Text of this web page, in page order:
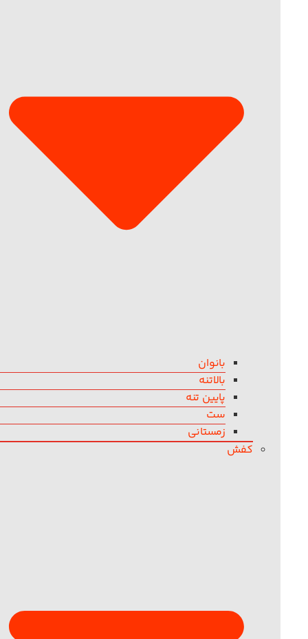
بانوان
بالاتنه
پایین تنه
ست
زمستانی
کفش